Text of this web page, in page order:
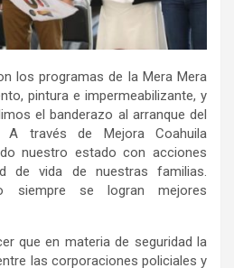
los programas de la Mera Mera
pintura e impermeabilizante, y
el banderazo al arranque del
A través de Mejora Coahuila
nuestro estado con acciones
de vida de nuestras familias.
siempre se logran mejores
que en materia de seguridad la
las corporaciones policiales y